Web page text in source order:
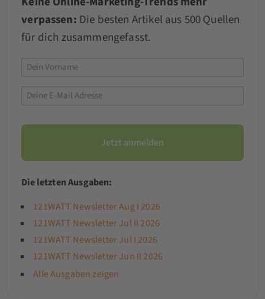
verpassen: Die besten Artikel aus 500 Quellen
für dich zusammengefasst.
Die letzten Ausgaben:
121WATT Newsletter Aug I 2026
121WATT Newsletter Jul II 2026
121WATT Newsletter Jul I 2026
121WATT Newsletter Jun II 2026
Alle Ausgaben zeigen